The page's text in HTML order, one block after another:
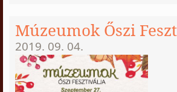
Múzeumok Őszi
2019. 09. 04.